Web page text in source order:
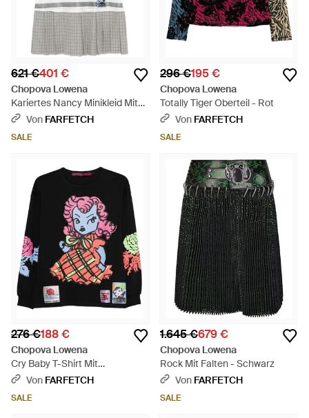
621 €401 €
Chopova Lowena
Kariertes Nancy Minikleid Mit
Streifen - Grau
Von FARFETCH
SALE
296 €195 €
Chopova Lowena
Totally Tiger Oberteil - Rot
Von FARFETCH
SALE
276 €188 €
Chopova Lowena
Cry Baby T-Shirt Mit
Grafischem Print - Schwarz
Von FARFETCH
SALE
1.645 €679 €
Chopova Lowena
Rock Mit Falten - Schwarz
Von FARFETCH
SALE